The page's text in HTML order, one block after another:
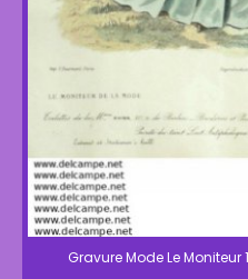
Gravure Mode Le